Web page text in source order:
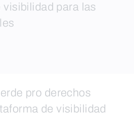
visibilidad para las
pro derechos
de visibilidad